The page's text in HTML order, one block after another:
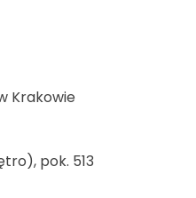
Krakowie
pok. 513